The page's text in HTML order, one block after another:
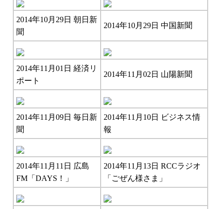
2014年10月29日 朝日新
聞
2014年10月29日 中国新聞
2014年11月01日 経済リ
ポート
2014年11月02日 山陽新聞
2014年11月09日 毎日新
聞
2014年11月10日 ビジネス情
報
2014年11月11日 広島
FM「DAYS！」
2014年11月13日 RCCラジオ
「ごぜん様さま」